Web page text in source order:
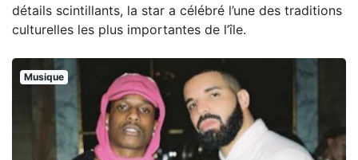
détails scintillants, la star a célébré l’une des traditions
culturelles les plus importantes de l’île.
Musique